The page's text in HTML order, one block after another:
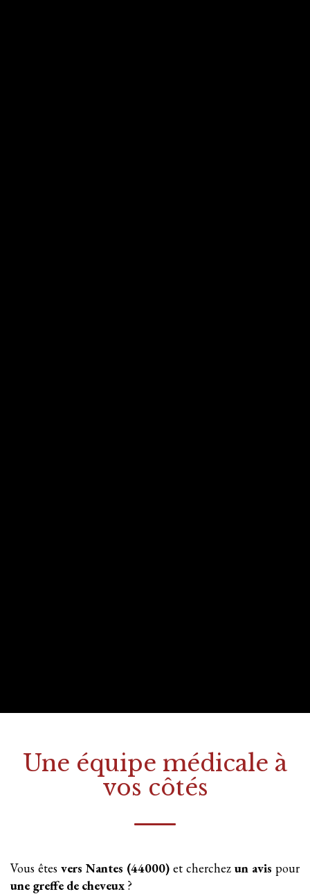
Une équipe médicale à
vos côtés
Vous êtes vers Nantes (44000) et cherchez un avis pour
une greffe de cheveux ?